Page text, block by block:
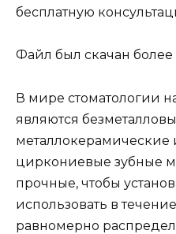
бесплатную
Файл был скачан более
В мире стоматологии
являются
металлокерамические
циркониевые зубные
прочные, чтобы
использовать в
равномерно